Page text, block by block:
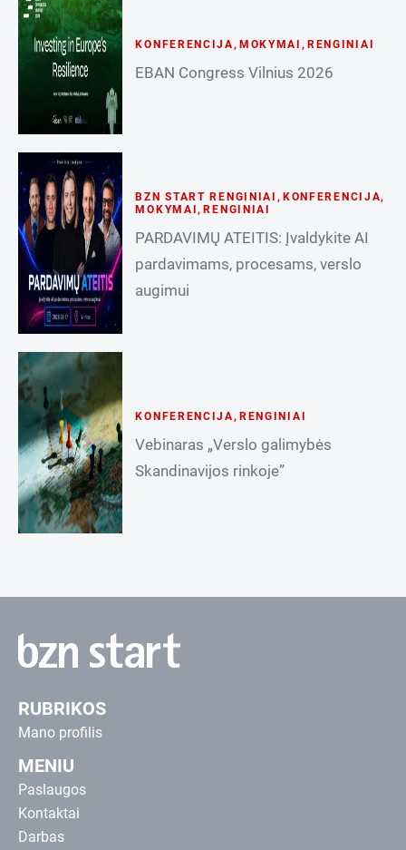
KONFERENCIJA , MOKYMAI , RENGINIAI
EBAN Congress Vilnius 2026
BZN START RENGINIAI , KONFERENCIJA,
MOKYMAI, RENGINIAI
PARDAVIMŲ ATEITIS: Įvaldykite AI
pardavimams, procesams, verslo
augimui
KONFERENCIJA , RENGINIAI
Vebinaras „Verslo galimybės
Skandinavijos rinkoje”
RUBRIKOS
Mano profilis
MENIU
Paslaugos
Kontaktai
Darbas